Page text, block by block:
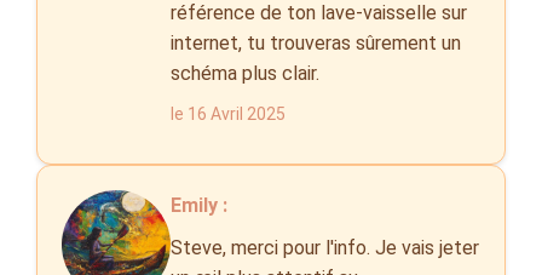
référence de ton lave-vaisselle sur
internet, tu trouveras sûrement un
schéma plus clair.
le 16 Avril 2025
Emily :
Steve, merci pour l'info. Je vais jeter